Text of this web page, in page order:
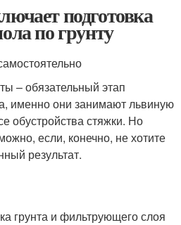
подготовка
по грунту
– обязательный этап
именно они занимают львиную
обустройства стяжки. Но
если, конечно, не хотите
результат.
грунта и фильтрующего слоя